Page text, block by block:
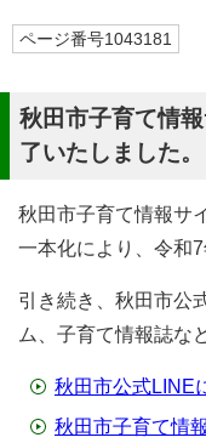
ページ番号1043181
秋田市子育て情
了いたしました。
秋田市子育て情報サ
一本化により、令和
引き続き、秋田市公
ム、子育て情報誌な
秋田市公式LINE
秋田市子育て情